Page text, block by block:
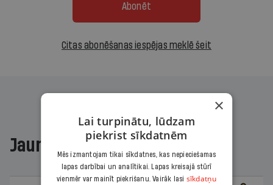
Abonēt
Citas abonēšanas iespējas meklē šeit
Jaunākajā žurnālā
×
Lai turpinātu, lūdzam
piekrist sīkdatnēm
Mēs izmantojam tikai sīkdatnes, kas nepieciešamas
lapas darbībai un analītikai. Lapas kreisajā stūrī
vienmēr var mainīt piekrišanu. Vairāk lasi sīkdatņu